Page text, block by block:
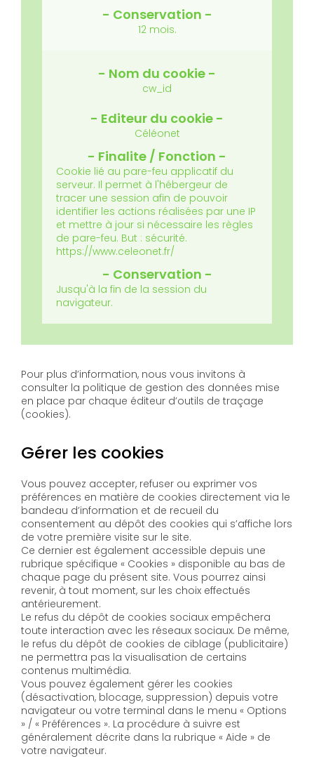
12 mois.
cw_id
Céléonet
Cookie lié au pare-feu applicatif du
serveur. Il permet à l'hébergeur de
tracer une session afin de pouvoir
identifier les actions réalisées par une IP
et mettre à jour si nécessaire les règles
de pare-feu. But : sécurité.
https://www.celeonet.fr/
Jusqu'à la fin de la session du
navigateur.
Pour plus d’information, nous vous invitons à
consulter la politique de gestion des données mise
en place par chaque éditeur d’outils de traçage
(cookies).
Gérer les cookies
Vous pouvez accepter, refuser ou exprimer vos
préférences en matière de cookies directement via le
bandeau d’information et de recueil du
consentement au dépôt des cookies qui s’affiche lors
de votre première visite sur le site.
Ce dernier est également accessible depuis une
rubrique spécifique « Cookies » disponible au bas de
chaque page du présent site. Vous pourrez ainsi
revenir, à tout moment, sur les choix effectués
antérieurement.
Le refus du dépôt de cookies sociaux empêchera
toute interaction avec les réseaux sociaux. De même,
le refus du dépôt de cookies de ciblage (publicitaire)
ne permettra pas la visualisation de certains
contenus multimédia.
Vous pouvez également gérer les cookies
(désactivation, blocage, suppression) depuis votre
navigateur ou votre terminal dans le menu « Options
» / « Préférences ». La procédure à suivre est
généralement décrite dans la rubrique « Aide » de
votre navigateur.